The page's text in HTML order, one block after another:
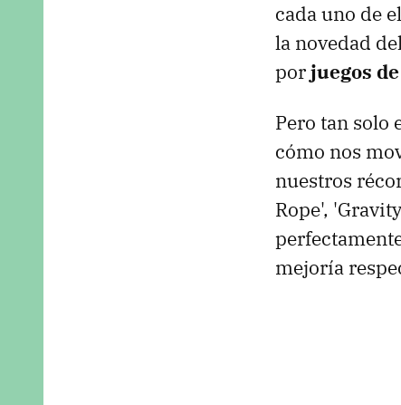
cada uno de
la novedad
porjuegos
Pero tan solo
cómo nos
nuestros
Rope',
mejoría